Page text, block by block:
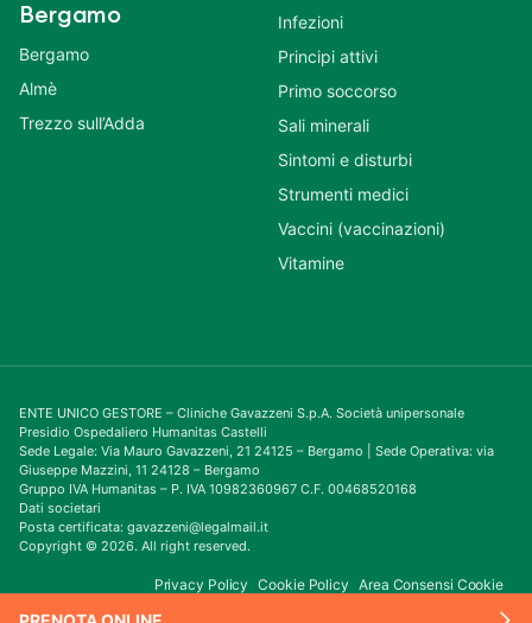
Bergamo
Bergamo
Almè
Trezzo sull’Adda
Infezioni
Principi attivi
Primo soccorso
Sali minerali
Sintomi e disturbi
Strumenti medici
Vaccini (vaccinazioni)
Vitamine
ENTE UNICO GESTORE – Cliniche Gavazzeni S.p.A. Società unipersonale
Presidio Ospedaliero Humanitas Castelli
Sede Legale: Via Mauro Gavazzeni, 21 24125 – Bergamo | Sede Operativa: via
Giuseppe Mazzini, 11 24128 – Bergamo
Gruppo IVA Humanitas – P. IVA 10982360967 C.F. 00468520168
Dati societari
Posta certificata: gavazzeni@legalmail.it
Copyright © 2026. All right reserved.
Privacy Policy Cookie Policy Area Consensi Cookie